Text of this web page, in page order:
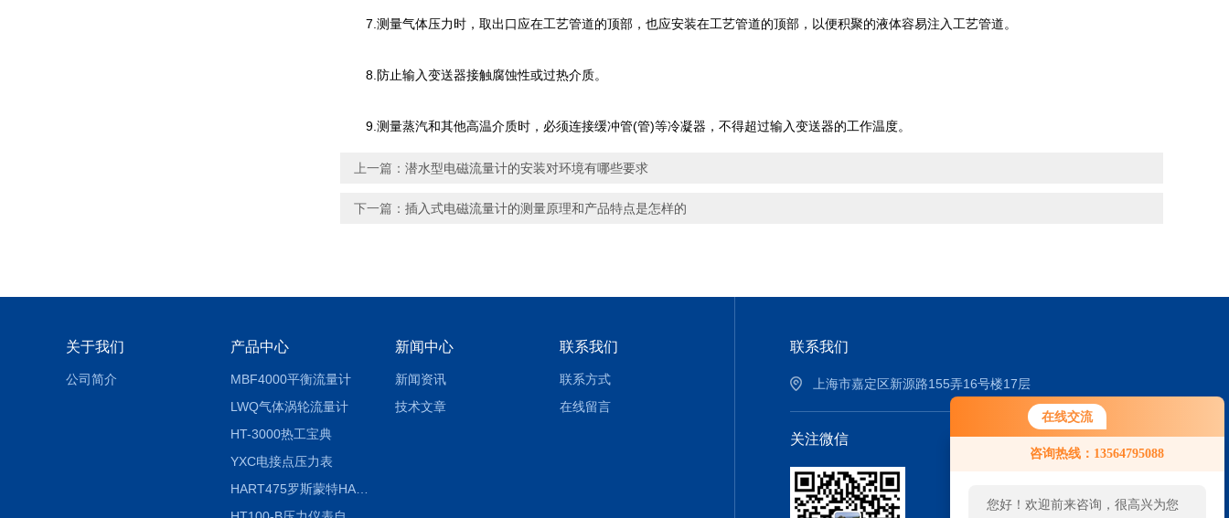
在线交流
咨询热线：13564795088
您好！欢迎前来咨询，很高兴为您
7.测量气体压力时，取出口应在工艺管道的顶部，也应安装在工艺管道的顶部，以便积聚的液体容易注入工艺管道。
8.防止输入变送器接触腐蚀性或过热介质。
9.测量蒸汽和其他高温介质时，必须连接缓冲管(管)等冷凝器，不得超过输入变送器的工作温度。
上一篇： 潜水型电磁流量计的安装对环境有哪些要求
下一篇： 插入式电磁流量计的测量原理和产品特点是怎样的
关于我们
公司简介
产品中心
MBF4000平衡流量计
LWQ气体涡轮流量计
HT-3000热工宝典
YXC电接点压力表
HART475罗斯蒙特HART475手操器
新闻中心
新闻资讯
技术文章
联系我们
联系方式
在线留言
联系我们
上海市嘉定区新源路155弄16号楼17层
关注微信